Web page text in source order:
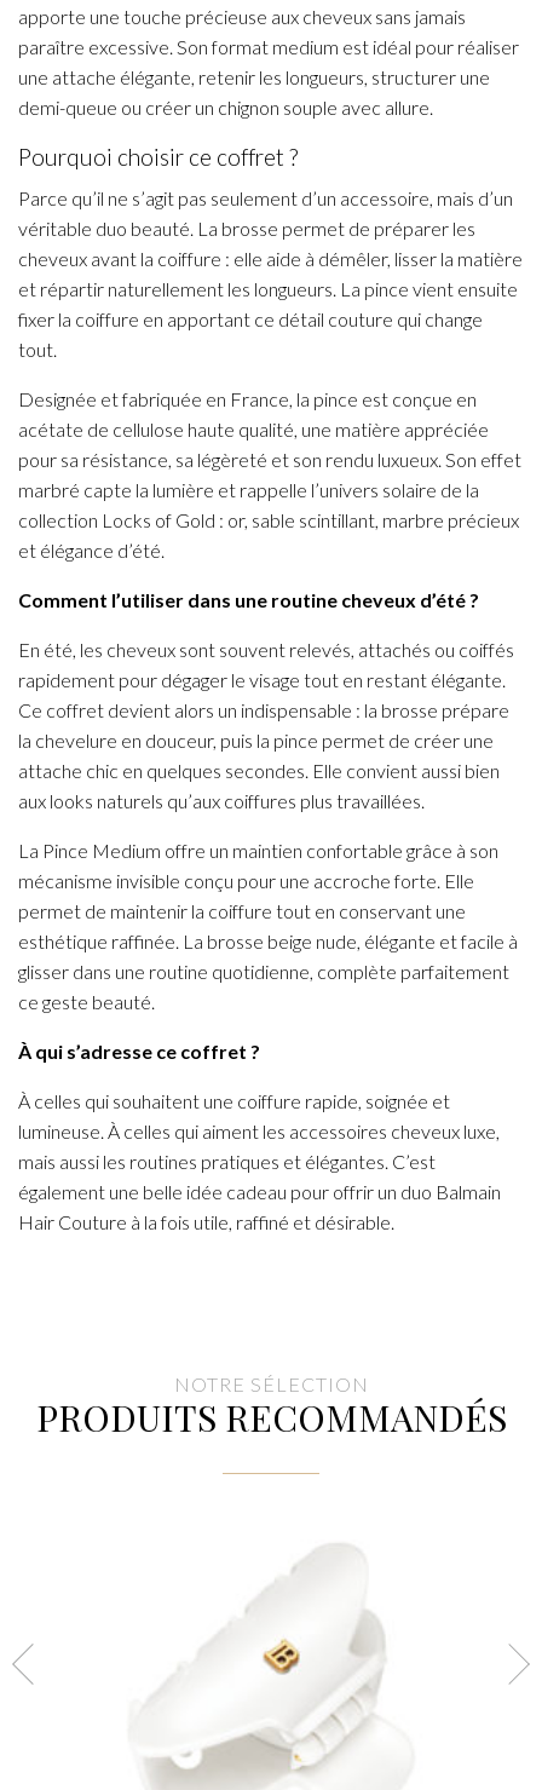
apporte une touche précieuse aux cheveux sans jamais
paraître excessive. Son format medium est idéal pour réaliser
une attache élégante, retenir les longueurs, structurer une
demi-queue ou créer un chignon souple avec allure.
Pourquoi choisir ce coffret ?
Parce qu’il ne s’agit pas seulement d’un accessoire, mais d’un
véritable duo beauté. La brosse permet de préparer les
cheveux avant la coiffure : elle aide à démêler, lisser la matière
et répartir naturellement les longueurs. La pince vient ensuite
fixer la coiffure en apportant ce détail couture qui change
tout.
Designée et fabriquée en France, la pince est conçue en
acétate de cellulose haute qualité, une matière appréciée
pour sa résistance, sa légèreté et son rendu luxueux. Son effet
marbré capte la lumière et rappelle l’univers solaire de la
collection Locks of Gold : or, sable scintillant, marbre précieux
et élégance d’été.
Comment l’utiliser dans une routine cheveux d’été ?
En été, les cheveux sont souvent relevés, attachés ou coiffés
rapidement pour dégager le visage tout en restant élégante.
Ce coffret devient alors un indispensable : la brosse prépare
la chevelure en douceur, puis la pince permet de créer une
attache chic en quelques secondes. Elle convient aussi bien
aux looks naturels qu’aux coiffures plus travaillées.
La Pince Medium offre un maintien confortable grâce à son
mécanisme invisible conçu pour une accroche forte. Elle
permet de maintenir la coiffure tout en conservant une
esthétique raffinée. La brosse beige nude, élégante et facile à
glisser dans une routine quotidienne, complète parfaitement
ce geste beauté.
À qui s’adresse ce coffret ?
À celles qui souhaitent une coiffure rapide, soignée et
lumineuse. À celles qui aiment les accessoires cheveux luxe,
mais aussi les routines pratiques et élégantes. C’est
également une belle idée cadeau pour offrir un duo Balmain
Hair Couture à la fois utile, raffiné et désirable.
NOTRE SÉLECTION
PRODUITS RECOMMANDÉS